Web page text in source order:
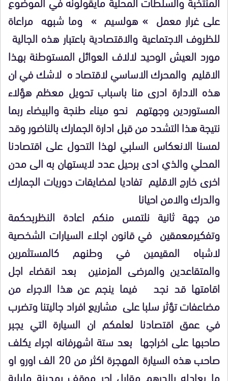
على غرار معمل » هولسيم » وما شبهه مراعاة
للظروف الاجتماعية والاقتصادية باعتبار هذه الجالية
مورد العيش الوحيد لالاف العوائل المستوطنة بهذا
الاقليم والمحرك الاساسي لاقتصاد ه لاشك في ان
هذه الادارة ادرى منا باسباب تحويل معظم هؤلاء
المستوردين وجهتهم نحو ميناء طنجة والبيضاء ربما
نتيجة هذا التشدد من قبل ادارة الجمارك بالناضور وقد
لمسنا الانعكاس السلبي لهذا التحول على اقتصادنا
المحلي والذي ادى برحيل عدد لايستهان به الى مدن
اخرى خارج الاقليم تفاديا لمضايقات دوريات الجمارك
والدرك والامن احيانا
من جهة ثانية نلتمس منكم اعادة النظربحكمة
وتفكيرمعمقين في قانون اجلاء السيارات الشخصية
لاشباه المقيمين في وطنهم كالمستثمرين
والمتقاعدين والمرضى المزمنين بعد انقضاء اجل
اقامتها قد نجد فيما ينجم عن هذا الاجراء من
مضاعفات تؤثر سلبا على مشاريع افراد جاليتنا وتضرب
في عمق اقتصادنا لعلمكم ان السيارة التي يجبر
صاحبها على اخراجها بعد ستة اشهرفانه اجراء يكلف
صاحب هذه السيارة المهجرة اكثر من 20 الف اورو او
ما يعادله بالدرهم مقابل اجر موقف بمدينة مليلية